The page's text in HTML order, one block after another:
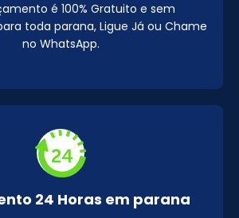
é 100% Gratuito e sem
toda parana, Ligue Já ou Chame
no WhatsApp.
24 Horas em parana